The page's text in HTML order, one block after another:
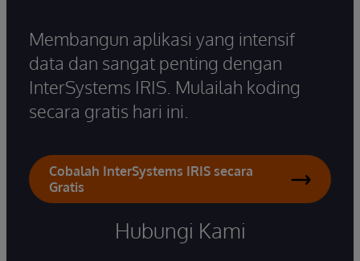
Membangun aplikasi yang intensif
data dan sangat penting dengan
InterSystems IRIS. Mulailah koding
secara gratis hari ini.
Cobalah InterSystems IRIS secara
Gratis
Hubungi Kami